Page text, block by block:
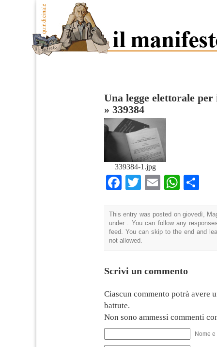
Una legge elettorale
» 339384
339384-1.jpg
Facebook
TwitterEmail
This entry was posted on giovedì,
under . You can follow any
feed. You can skip to the end and
not allowed.
Scrivi un commento
Ciascun commento potrà avere
battute.
Non sono ammessi commenti
Nome